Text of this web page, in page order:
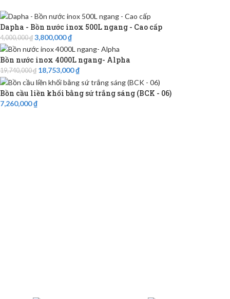
Dapha - Bồn nước inox 500L ngang - Cao cấp
4,000,000₫ 3,800,000₫
Bồn nước inox 4000L ngang- Alpha
19,740,000₫ 18,753,000₫
Bồn cầu liền khối bằng sứ trắng sáng (BCK - 06)
7,260,000₫